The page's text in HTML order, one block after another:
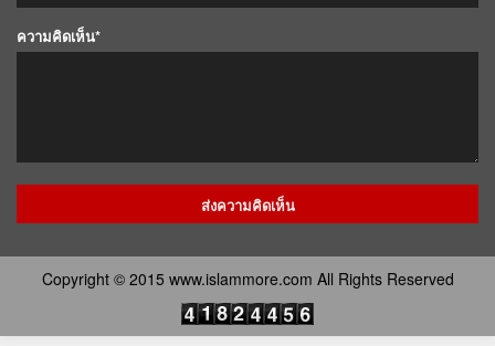
ความคิดเห็น*
Copyright © 2015 www.islammore.com All Rights Reserved